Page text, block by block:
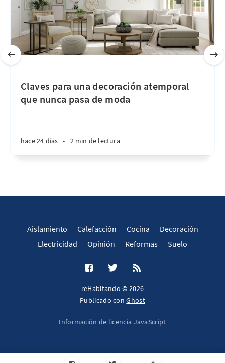
Claves para una decoración atemporal
que nunca pasa de moda
hace 24 días • 2 min de lectura
Aislamiento Calefacción Cocina
Decoración
Electricidad
Opinión Reformas Suelo
reHabitando © 2026
Publicado conGhost
Información de licencia JavaScript